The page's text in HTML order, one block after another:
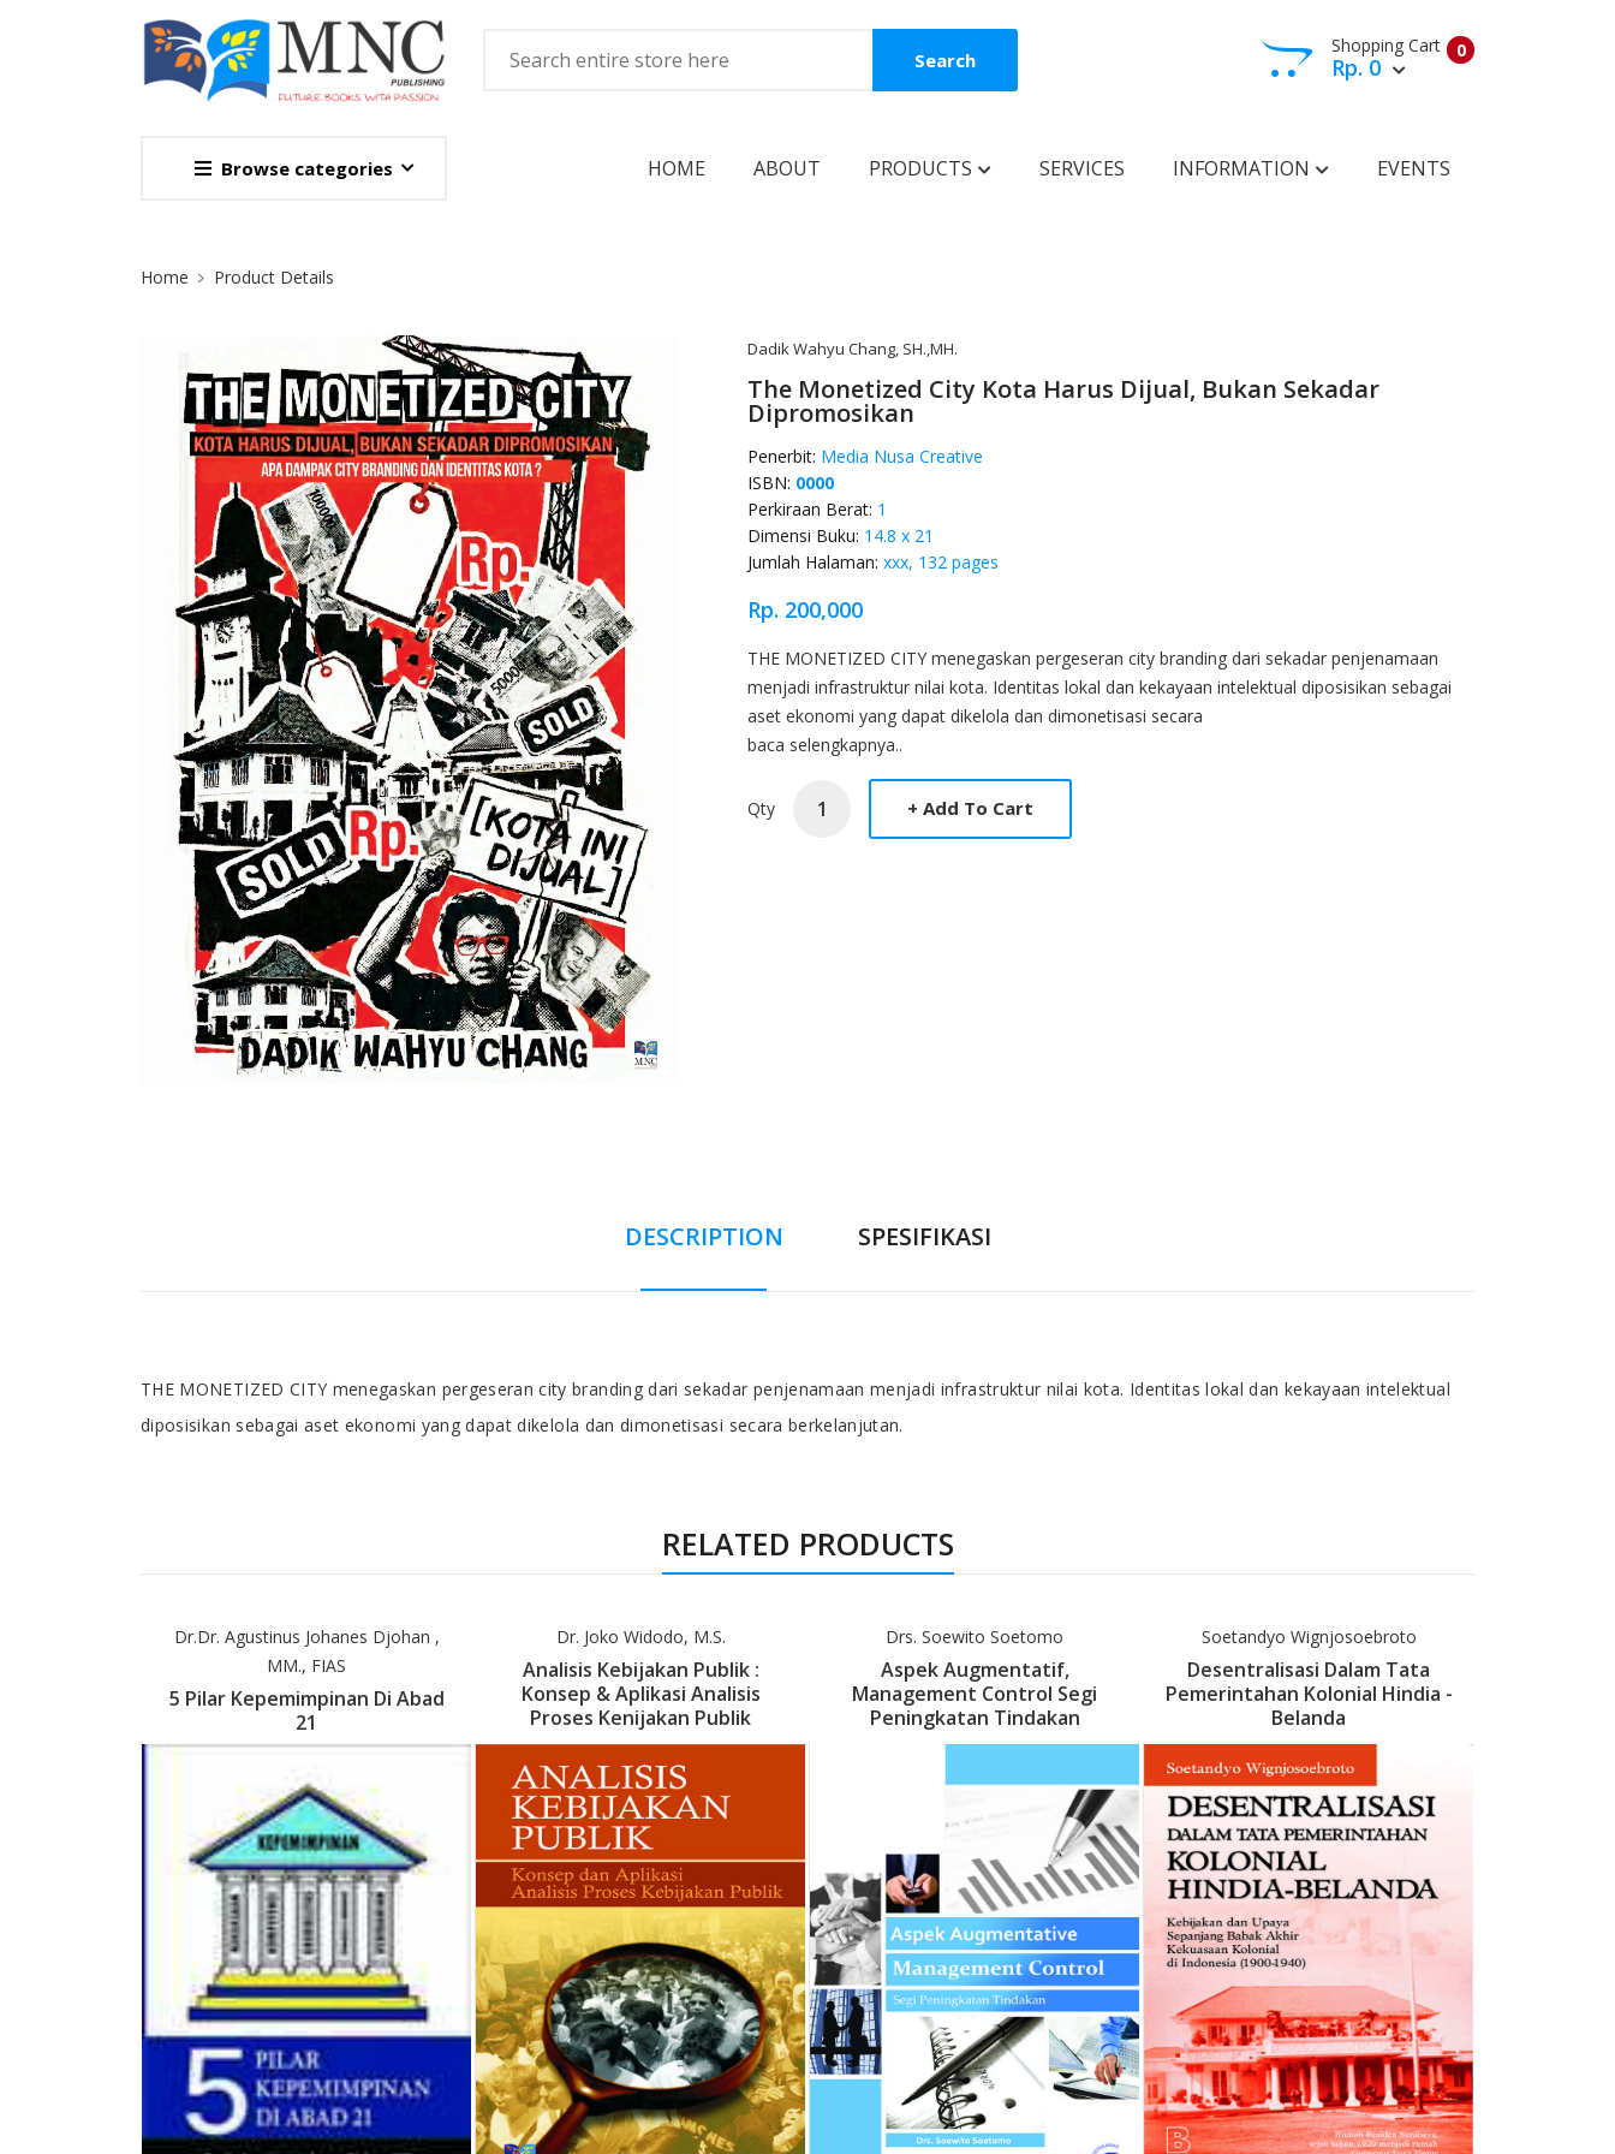
Search 0
Shopping Cart
Rp. 0
Browse categories HOME ABOUT PRODUCTS
New Release
Best Seller
Reguler Book
SERVICES INFORMATION EVENTS
Site Breadcrumb
Home Product Details
Dadik Wahyu Chang, SH.,MH.
The Monetized City Kota Harus Dijual, Bukan Sekadar
Dipromosikan
Penerbit: Media Nusa Creative
ISBN: 0000
Perkiraan Berat: 1
Dimensi Buku: 14.8 x 21
Jumlah Halaman: xxx, 132 pages
Rp. 200,000
Product Overview
THE MONETIZED CITY menegaskan pergeseran city branding dari sekadar penjenamaan
menjadi infrastruktur nilai kota. Identitas lokal dan kekayaan intelektual diposisikan sebagai
aset ekonomi yang dapat dikelola dan dimonetisasi secara
baca selengkapnya..
Qty
DESCRIPTION SPESIFIKASI
Tab Article
THE MONETIZED CITY menegaskan pergeseran city branding dari sekadar penjenamaan menjadi infrastruktur nilai kota. Identitas lokal dan kekayaan intelektual
diposisikan sebagai aset ekonomi yang dapat dikelola dan dimonetisasi secara berkelanjutan.
RELATED PRODUCTS
Dr.dr. Agustinus Johanes Djohan ,
MM., FIAS
5 Pilar Kepemimpinan Di Abad
21
Dr. Joko Widodo, M.S.
Analisis Kebijakan Publik :
Konsep & Aplikasi Analisis
Proses Kenijakan Publik
Drs. Soewito Soetomo
Aspek Augmentatif,
Management Control Segi
Peningkatan Tindakan
Soetandyo Wignjosoebroto
Desentralisasi Dalam Tata
Pemerintahan Kolonial Hindia -
Belanda